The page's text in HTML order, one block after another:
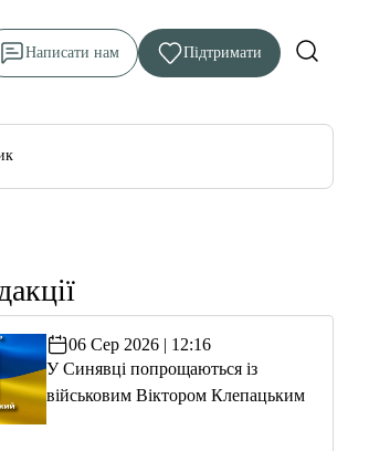
Написати нам Підтримати
06 Сер 2026 | 12:16
У Синявці попрощаються із
військовим Віктором Клепацьким